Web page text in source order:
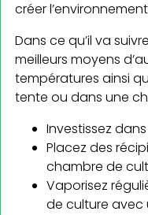
créer
Dans ce qu’il va
meilleurs moyens
températures ainsi
tente ou dans une
Investissez
Placez des
chambre de
Vaporisez
de culture avec